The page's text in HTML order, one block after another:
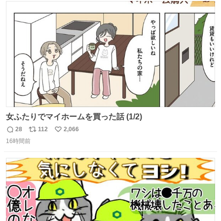
数
女ふたりでマイホームを買った話 (1/2)
返
信
28
リ
ポ
数
112
い
数
2,066
16時間前